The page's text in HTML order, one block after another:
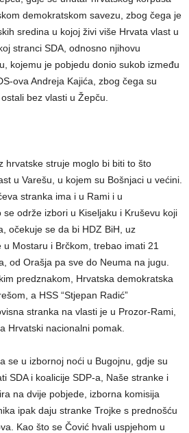
demokratskom savezu, zbog čega je
sredina u kojoj živi više Hrvata vlast u
stranci SDA, odnosno njihovu
kojemu je pobjedu donio sukob između
ova Andreja Kajića, zbog čega su
bez vlasti u Žepču.
hrvatske struje moglo bi biti to što
u Varešu, u kojem su Bošnjaci u većini.
stranka ima i u Rami i u
održe izbori u Kiseljaku i Kruševu koji
očekuje se da bi HDZ BiH, uz
Mostaru i Brčkom, trebao imati 21
od Orašja pa sve do Neuma na jugu.
predznakom, Hrvatska demokratska
a HSS “Stjepan Radić”
stranka na vlasti je u Prozor-Rami,
Hrvatski nacionalni pomak.
se u izbornoj noći u Bugojnu, gdje su
SDA i koalicije SDP-a, Naše stranke i
na dvije pobjede, izborna komisija
ipak daju stranke Trojke s prednošću
Kao što se Čović hvali uspjehom u